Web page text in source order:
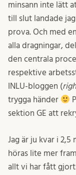
minsann inte lätt
till slut landade
prova. Och med
alla dragningar,
den centrala
respektive
INLU-bloggen (
trygga händer
sektion GE att
Jag är ju kvar i 2,5
höras lite mer
allt vi har fått